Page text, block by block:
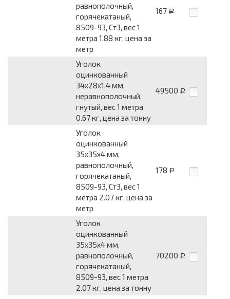
равнополочный,
горячекатаный,
8509-93, Ст3, вес 1
метра 1.88 кг, цена за
метр
167 Р
Уголок
оцинкованный
34x28x1.4 мм,
неравнополочный,
гнутый, вес 1 метра
0.67 кг, цена за тонну
49500 Р
Уголок
оцинкованный
35x35x4 мм,
равнополочный,
горячекатаный,
8509-93, Ст3, вес 1
метра 2.07 кг, цена за
метр
178 Р
Уголок
оцинкованный
35x35x4 мм,
равнополочный,
горячекатаный,
8509-93, вес 1 метра
2.07 кг, цена за тонну
70200 Р